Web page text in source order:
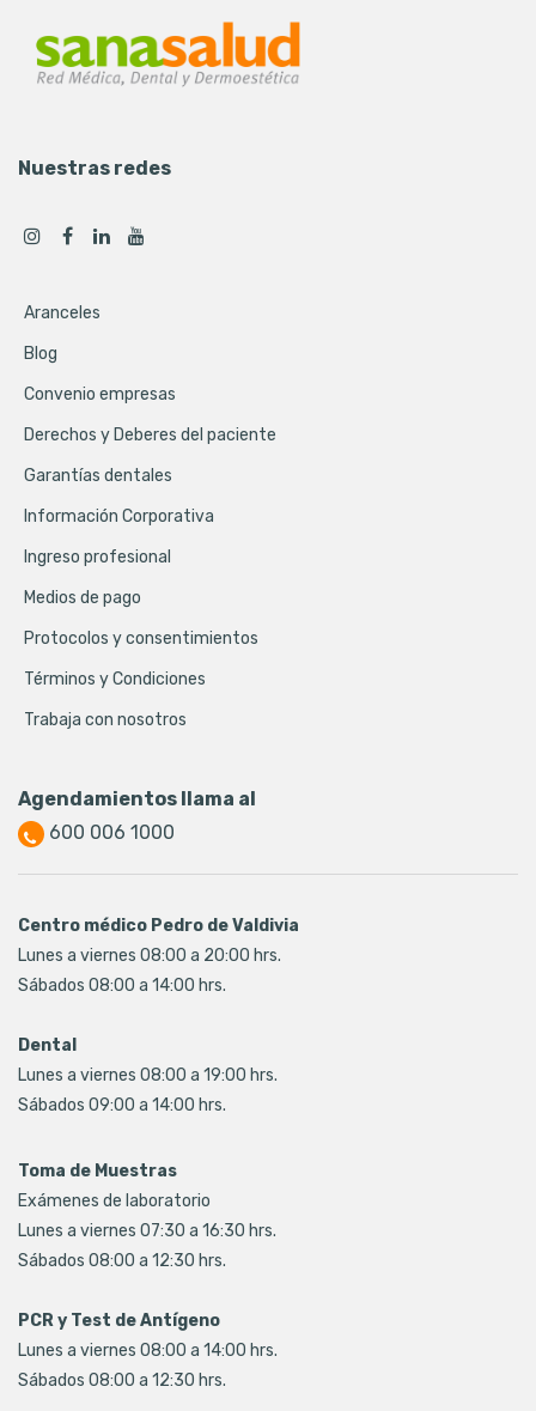
Nuestras redes
Aranceles
Blog
Convenio empresas
Derechos y Deberes del paciente
Garantías dentales
Información Corporativa
Ingreso profesional
Medios de pago
Protocolos y consentimientos
Términos y Condiciones
Trabaja con nosotros
Agendamientos llama al
600 006 1000
Centro médico Pedro de Valdivia
Lunes a viernes 08:00 a 20:00 hrs.
Sábados 08:00 a 14:00 hrs.
Dental
Lunes a viernes 08:00 a 19:00 hrs.
Sábados 09:00 a 14:00 hrs.
Toma de Muestras
Exámenes de laboratorio
Lunes a viernes 07:30 a 16:30 hrs.
Sábados 08:00 a 12:30 hrs.
PCR y Test de Antígeno
Lunes a viernes 08:00 a 14:00 hrs.
Sábados 08:00 a 12:30 hrs.